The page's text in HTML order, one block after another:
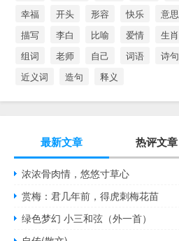
幸福
开头 形容 快乐 意思
描写
李白 比喻 爱情 生肖
组词
老师 自己 词语 诗句
近义词
造句 释义
最新文章 热评文章
浓浓骨肉情，悠悠寸草心
赏梅：君几年前，得虎刺梅花苗
绿色梦幻 小三和弦（外一首）